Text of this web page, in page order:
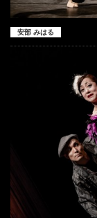
安部 みはる